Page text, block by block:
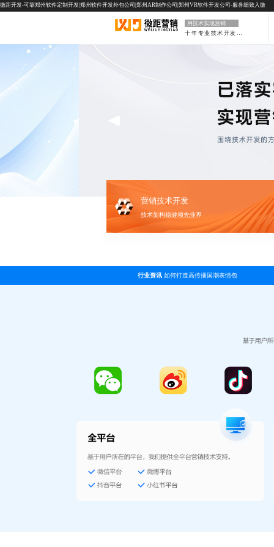
微距开发-可靠郑州软件定制开发|郑州软件开发外包公司|郑州AR制作公司|郑州VR软件开发公司-服务细致入微
用技术实现营销
营销技术开发
技术架构稳健领先业界
行业资讯 如何打造高传播国潮表情包